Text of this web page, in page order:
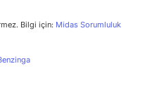
Bilgi için: Midas Sorumluluk